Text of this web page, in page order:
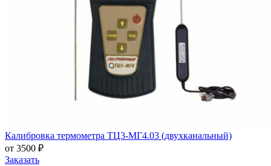
Калибровка термометра ТЦ3-МГ4.03 (двухканальный)
от 3500 ₽
Заказать